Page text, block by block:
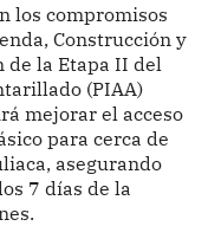
los compromisos
Construcción y
de la Etapa II del
(PIAA)
mejorar el acceso
para cerca de
asegurando
7 días de la